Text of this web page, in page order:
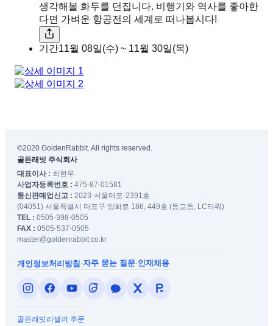
생각해볼 화두를 던집니다. 비행기와 역사를 좋아한
다면 가벼운 항공전의 세계로 떠나봅시다!
기간11월 08일(수) ~ 11월 30일(목)
©2020 GoldenRabbit. All rights reserved.
골든래빗 주식회사
대표이사 : 최현우
사업자등록번호 : 475-87-01581
통신판매업신고 : 2023-서울마포-2391호
(04051) 서울특별시 마포구 양화로 186, 449호 (동교동, LC타워)
TEL : 0505-398-0505
FAX : 0505-537-0505
master@goldenrabbit.co.kr
개인정보처리방침 ·자주 묻는 질문·인재채용
골든래빗리셀러 주문